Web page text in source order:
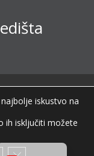
|
| Izjava o
Opći podaci o
iskustvo na
ih isključiti možete
Zatvori GDPR